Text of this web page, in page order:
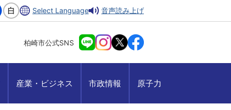
Select Language 音声読み上げ
柏崎市公式SNS
産業・ビジネス 市政情報 原子力